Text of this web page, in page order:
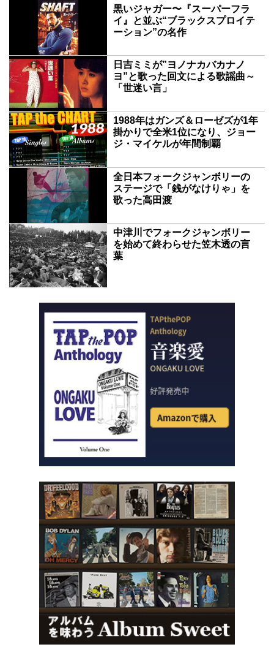
黒いジャガー〜『スーパーフラ
イ』と並ぶ“ブラックスプロイテ
ーション”の名作
日吉ミミが”ヨノナカバカナノ
ヨ”と歌った回文による歌謡曲～
「世迷い言」
1988年はガンズ＆ローゼズが1年
掛かりで全米1位になり、ジョー
ジ・マイケルが年間制覇
全日本フォークジャンボリーの
ステージで「銭がなけりゃ」を
歌った高田渡
中津川でフォークジャンボリー
を始めて終わらせた笠木透の言
葉